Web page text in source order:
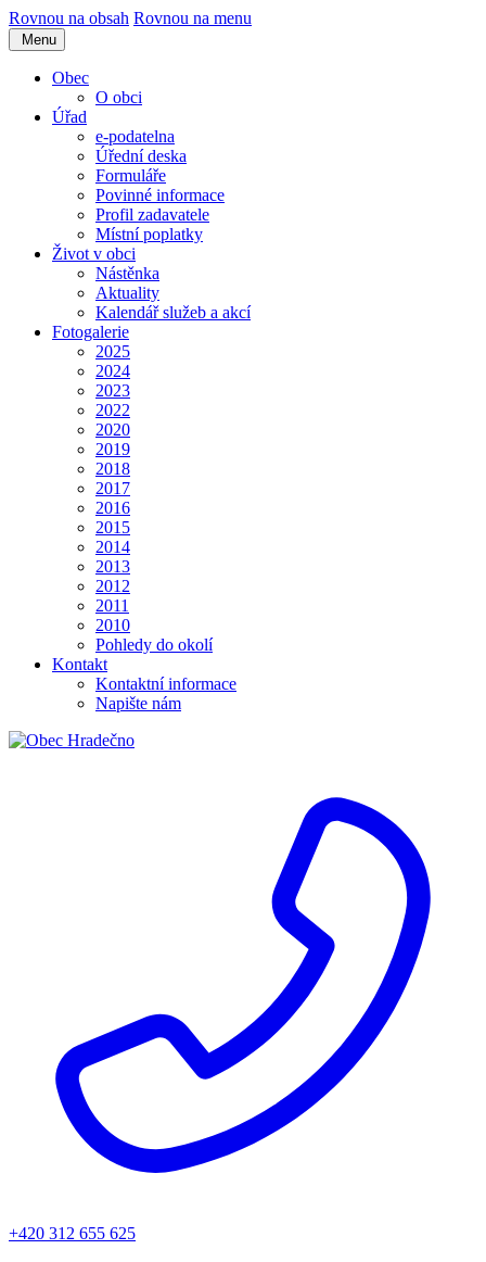
Rovnou na obsah Rovnou na menu
Menu
Obec
O obci
Úřad
e-podatelna
Úřední deska
Formuláře
Povinné informace
Profil zadavatele
Místní poplatky
Život v obci
Nástěnka
Aktuality
Kalendář služeb a akcí
Fotogalerie
2025
2024
2023
2022
2020
2019
2018
2017
2016
2015
2014
2013
2012
2011
2010
Pohledy do okolí
Kontakt
Kontaktní informace
Napište nám
+420 312 655 625